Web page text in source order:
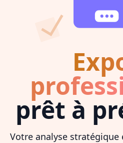
prêt à
Votre analyse